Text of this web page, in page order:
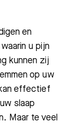
en
u pijn
kunnen zij
op uw
effectief
slaap
Maar te veel